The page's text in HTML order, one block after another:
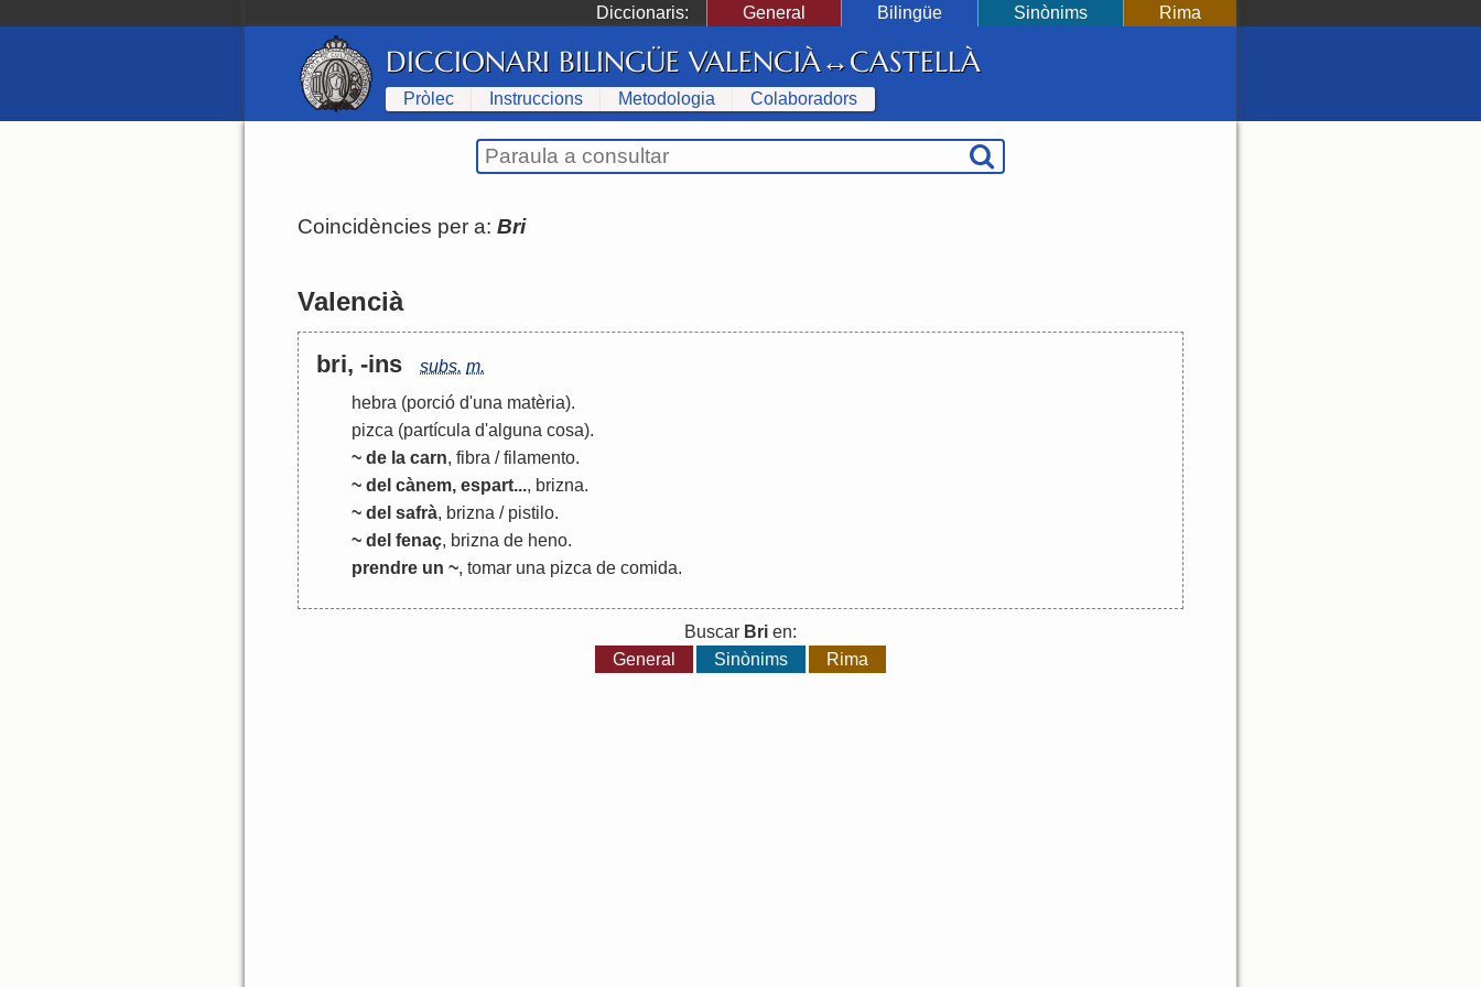
Diccionaris: General Bilingüe Sinònims Rima
DICCIONARI BILINGÜE VALENCIÀ↔CASTELLÀ
Pròlec Instruccions Metodologia Colaboradors
Coincidències per a: Bri
Valencià
bri, -ins subs. m.
hebra (porció d'una matèria).
pizca (partícula d'alguna cosa).
~ de la carn, fibra /filamento.
~ del cànem, espart..., brizna.
~ del safrà, brizna / pistilo.
~ del fenaç, brizna de heno.
prendre un ~, tomar una pizca de comida.
Buscar Bri en:
General
Sinònims Rima